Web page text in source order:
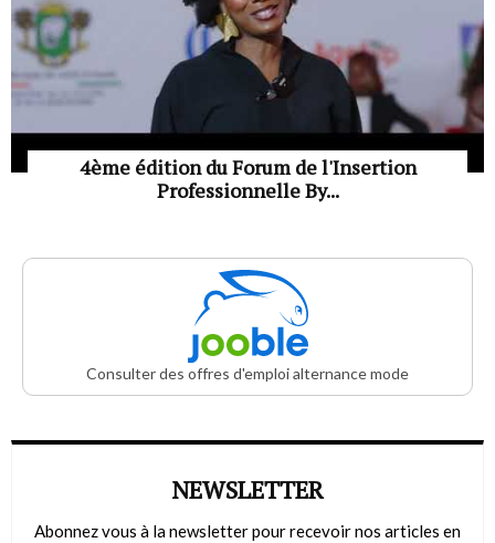
4ème édition du Forum de l'Insertion
Professionnelle By...
Consulter des offres d'emploi alternance mode
NEWSLETTER
Abonnez vous à la newsletter pour recevoir nos articles en